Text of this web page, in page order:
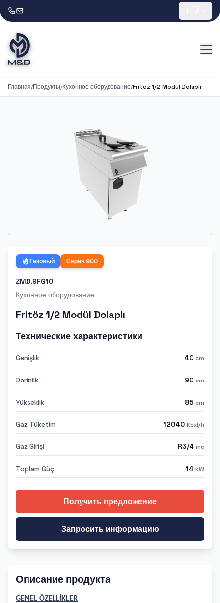
Главная/Продукты/Кухонное оборудование/Fritöz 1/2 Modül Dolaplı
Газовый Серия 900
ZMD.9FG10
Кухонное оборудование
Fritöz 1/2 Modül Dolaplı
Технические характеристики
Genişlik 40 cm
Derinlik 90 cm
Yükseklik 85 cm
Gaz Tüketim 12040 Kcal/h
Gaz Girişi R3/4 inc
Toplam Güç 14 kW
Получить предложение
Запросить информацию
Описание продукта
GENEL ÖZELLİKLER